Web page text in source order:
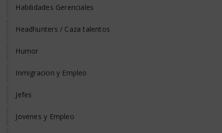
Habilidades Gerenciales
Headhunters / Caza talentos
Humor
Inmigracion y Empleo
Jefes
Jovenes y Empleo